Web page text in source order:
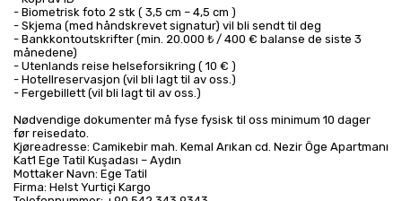
- Biometrisk foto 2 stk ( 3,5 cm – 4,5 cm )
- Skjema (med håndskrevet signatur) vil bli sendt til deg
- Bankkontoutskrifter (min. 20.000 ₺ / 400 € balanse de siste 3
månedene)
- Utenlands reise helseforsikring ( 10 € )
- Hotellreservasjon (vil bli lagt til av oss.)
- Fergebillett (vil bli lagt til av oss.)
Nødvendige dokumenter må fyse fysisk til oss minimum 10 dager
før reisedato.
Kjøreadresse: Camikebir mah. Kemal Arıkan cd. Nezir Öge Apartmanı
Kat1 Ege Tatil Kuşadası – Aydın
Mottaker Navn: Ege Tatil
Firma: Helst Yurtiçi Kargo